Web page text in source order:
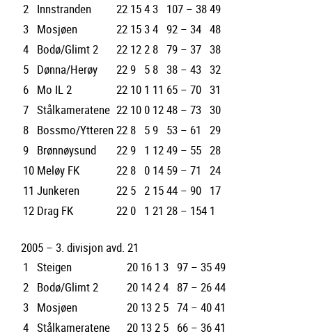
2 Innstranden 22 1543 107 – 3849
3 Mosjøen 22 1534 92 – 34 48
4 Bodø/Glimt 2 22 122 8 79 – 37 38
5 Dønna/Herøy 22 9 5 8 38 – 43 32
6 Mo IL 2 22 10 1 11 65 – 70 31
7 Stålkameratene 22 10 0 1248 – 73 30
8 Bossmo/Ytteren22 8 5 9 53 – 61
29
9 Brønnøysund 22 9 1 1249 – 55 28
10 Meløy FK 22 8 0 14 59 – 71
24
11 Junkeren 22 5 2 1544 – 90 17
12 Drag FK 22 0 1 21 28 – 154 1
2005 – 3. divisjon avd. 21
1
Steigen 20 16 1 3 97 – 3549
2 Bodø/Glimt 2 20 1424 87 – 2644
3 Mosjøen 20 132 5 74 – 4041
4 Stålkameratene 20 132 5 66 – 3641